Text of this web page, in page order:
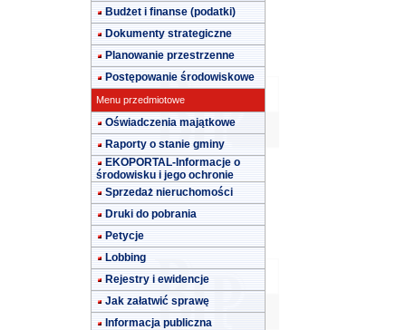
Budżet i finanse (podatki)
Dokumenty strategiczne
Planowanie przestrzenne
Postępowanie środowiskowe
Menu przedmiotowe
Oświadczenia majątkowe
Raporty o stanie gminy
EKOPORTAL-Informacje o
środowisku i jego ochronie
Sprzedaż nieruchomości
Druki do pobrania
Petycje
Lobbing
Rejestry i ewidencje
Jak załatwić sprawę
Informacja publiczna